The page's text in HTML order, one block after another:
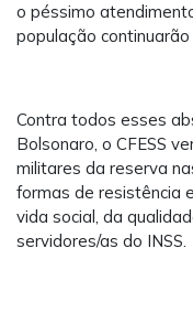
o péssimo
população
Contra todos esses
Bolsonaro, o CFESS
militares da reserva
formas de resistência
vida social, da
servidores/as do INSS.